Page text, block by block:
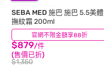
官網不限金額享88折
SEBA MED 施巴施巴 5.5美體
撫紋霜 200ml
$879/件
(售價已折)
$1,350
(3)